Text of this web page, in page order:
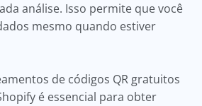
análise. Isso permite que você
mesmo quando estiver
de códigos QR gratuitos
é essencial para obter